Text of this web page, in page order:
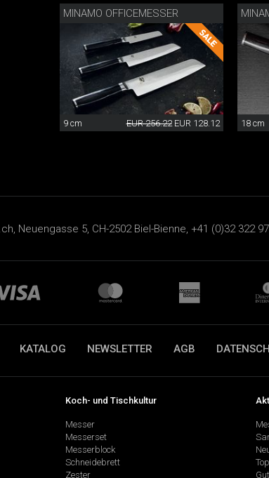
MINAMO OFFICEMESSER
9 cm EUR 256.22 EUR 128.12 18 cm
Neuengasse 5, CH-2502 Biel-Bienne, +41 (0)32 322
KATALOG NEWSLETTER AGB
Koch- und Tischkultur
Messer
Messerset
Messerblock
Schneidebrett
Zester